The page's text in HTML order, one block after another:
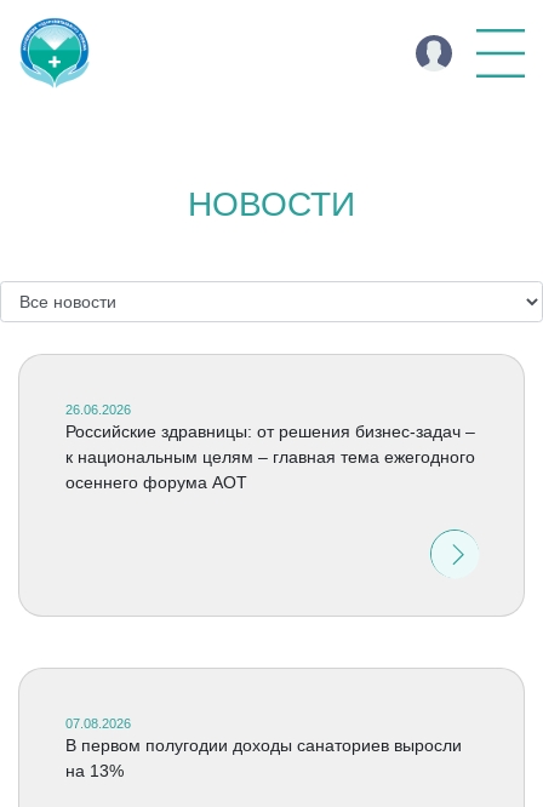
НОВОСТИ
26.06.2026
Российские здравницы: от решения бизнес-задач –
к национальным целям – главная тема ежегодного
осеннего форума АОТ
07.08.2026
В первом полугодии доходы санаториев выросли
на 13%